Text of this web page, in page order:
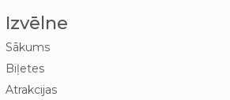
Izvēlne
Sākums
Biļetes
Atrakcijas